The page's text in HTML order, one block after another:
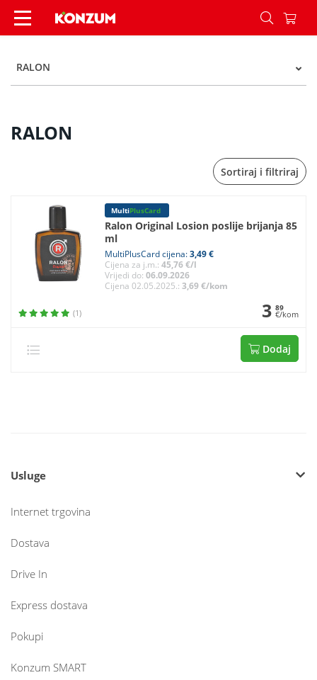
RALON - Konzum
RALON
RALON
Sortiraj i filtriraj
MultiPlusCard
Ralon Original Losion poslije brijanja 85
ml
MultiPlusCard cijena:3,49 €
Cijena za j.m.: 45,76 €/l
Vrijedi do: 06.09.2026
Cijena 02.05.2025.: 3,69 €/kom
(1) 3 89
€/kom
Dodaj
Usluge
Internet trgovina
Dostava
Drive In
Express dostava
Pokupi
Konzum SMART